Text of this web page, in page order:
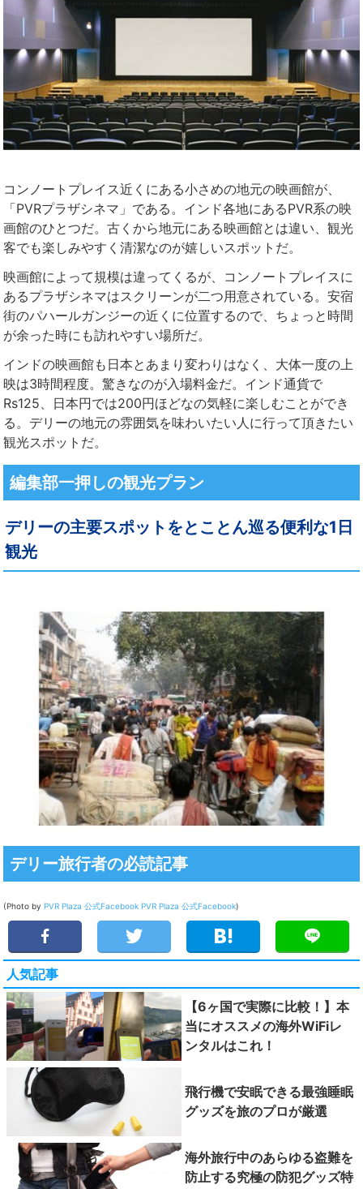
コンノートプレイス近くにある小さめの地元の映画館が、
「PVRプラザシネマ」である。インド各地にあるPVR系の映
画館のひとつだ。古くから地元にある映画館とは違い、観光
客でも楽しみやすく清潔なのが嬉しいスポットだ。
映画館によって規模は違ってくるが、コンノートプレイスに
あるプラザシネマはスクリーンが二つ用意されている。安宿
街のパハールガンジーの近くに位置するので、ちょっと時間
が余った時にも訪れやすい場所だ。
インドの映画館も日本とあまり変わりはなく、大体一度の上
映は3時間程度。驚きなのが入場料金だ。インド通貨で
Rs125、日本円では200円ほどなの気軽に楽しむことができ
る。デリーの地元の雰囲気を味わいたい人に行って頂きたい
観光スポットだ。
編集部一押しの観光プラン
デリーの主要スポットをとことん巡る便利な1日
観光
デリー旅行者の必読記事
(Photo by PVR Plaza 公式Facebook PVR Plaza 公式Facebook)
人気記事
【6ヶ国で実際に比較！】本
当にオススメの海外WiFiレ
ンタルはこれ！
飛行機で安眠できる最強睡眠
グッズを旅のプロが厳選
海外旅行中のあらゆる盗難を
防止する究極の防犯グッズ特